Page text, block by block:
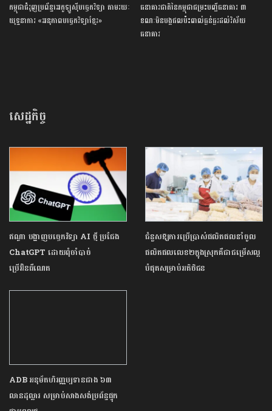
កម្ពុជា​ជំរុញ​ប្រព័ន្ធ​អេកូឡូស៊ី​បច្ចេកវិទ្យា ​តាមរយៈ​
យុទ្ធនាការ​ «​អនុភាព​បច្ចេកវិទ្យា​ខ្មែរ​»
ធនាគារ​ជាតិ​នៃ​កម្ពុជា​ជម្រះ​បញ្ជី​ធនាគារ​ ​៣​ ​
ខណៈ​មិន​បង្ក​ផលប៉ះពាល់​ធ្ងន់ធ្ងរ​ដល់​វិស័យ​
ធនាគារ​
សេដ្ឋកិច្ច
ឥណ្ឌា បង្ហាញបច្ចេកវិទ្យា AI ថ្មី ប្រជែង
ChatGPT ដោយពុំចាំបាច់
ប្រើអ៊ិនធឺណេត
ជំនួសឱ្យការប្រើប្រាស់ផលិតផលនាំចូល
ផលិតផលលេខ២ក្នុងស្រុកគឺជាជម្រើសល្អ
បំផុតសម្រាប់អតិថិជន
ADB អនុម័តហិរញ្ញប្បទានជាង ៦៣
លានដុល្លារ សម្រាប់សាងសង់ប្រព័ន្ធផ្ទុក